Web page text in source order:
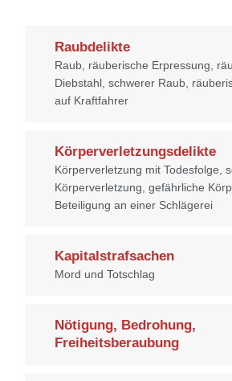
Raubdelikte
Raub, räuberische Erpressung,
Diebstahl, schwerer Raub,
auf Kraftfahrer
Körperverletzungsdelikte
Körperverletzung mit Todesfolge,
Körperverletzung, gefährliche
Beteiligung an einer Schlägerei
Kapitalstrafsachen
Mord und Totschlag
Nötigung, Bedrohung,
Freiheitsberaubung